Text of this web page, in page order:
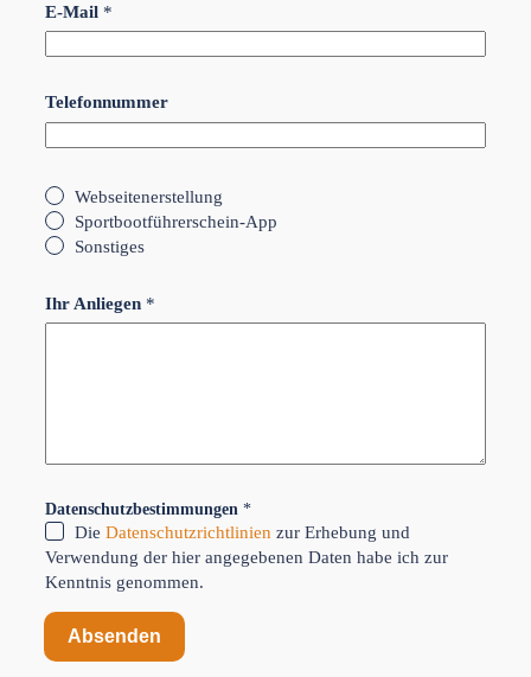
E-Mail *
Telefonnummer
M
e
h
r
c
h
Webseitenerstellung
Sportbootführerschein-App
Sonstiges
Ihr Anliegen *
Datenschutzbestimmungen *
DieDatenschutzrichtlinien zur Erhebung und
Verwendung der hier angegebenen Daten habe ich zur
Kenntnis genommen.
Absenden